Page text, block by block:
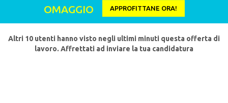
OMAGGIO
APPROFITTANE ORA!
Altri 10 utenti hanno visto negli ultimi minuti questa offerta di
lavoro. Affrettati ad inviare la tua candidatura